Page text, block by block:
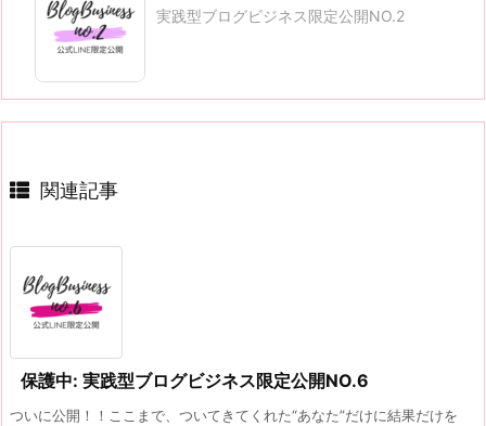
実践型ブログビジネス限定公開NO.2
関連記事
保護中: 実践型ブログビジネス限定公開NO.6
ついに公開！！ここまで、ついてきてくれた“あなた”だけに結果だけを